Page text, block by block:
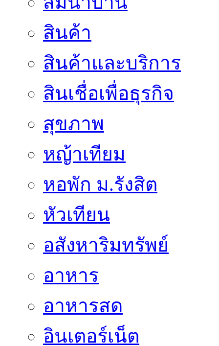
สินค้า
สินค้าและบริการ
สินเชื่อเพื่อธุรกิจ
สุขภาพ
หญ้าเทียม
หอพัก ม.รังสิต
หัวเทียน
อสังหาริมทรัพย์
อาหาร
อาหารสด
อินเตอร์เน็ต